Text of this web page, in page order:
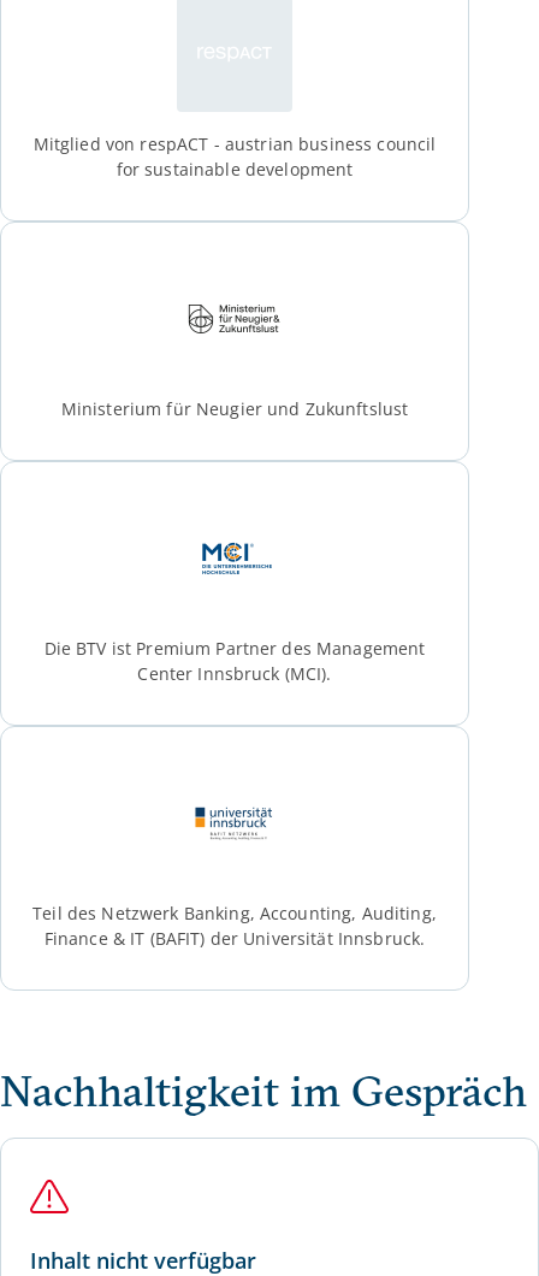
Mitglied von respACT - austrian business council
for sustainable development
Ministerium für Neugier und Zukunftslust
Die BTV ist Premium Partner des Management
Center Innsbruck (MCI).
Teil des Netzwerk Banking, Accounting, Auditing,
Finance & IT (BAFIT) der Universität Innsbruck.
Nachhaltigkeit im Gespräch
Inhalt nicht verfügbar